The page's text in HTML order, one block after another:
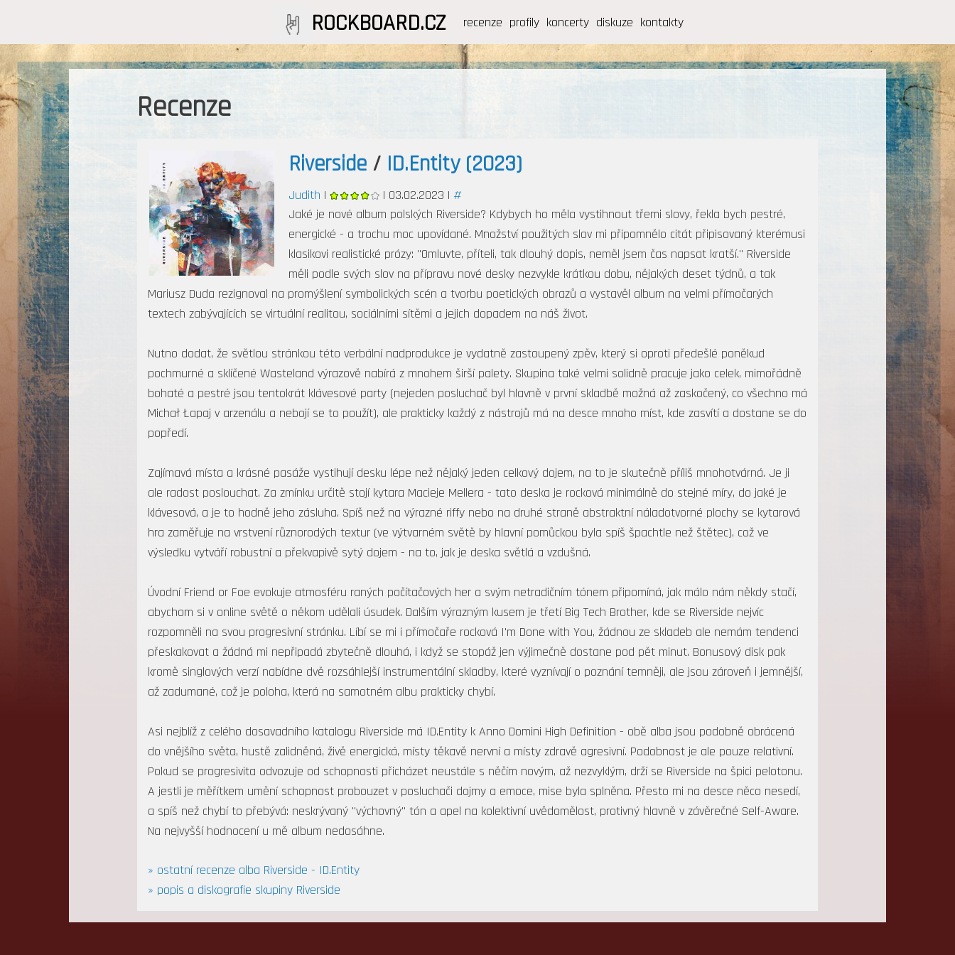
ROCKBOARD.CZ recenze profily koncerty diskuze kontakty
Recenze
Riverside/ ID.Entity (2023)
Judith | | 03.02.2023 | #
Jaké je nové album polských Riverside? Kdybych ho měla vystihnout třemi slovy, řekla bych pestré,
energické - a trochu moc upovídané. Množství použitých slov mi připomnělo citát připisovaný kterémusi
klasikovi realistické prózy: "Omluvte, příteli, tak dlouhý dopis, neměl jsem čas napsat kratší." Riverside
měli podle svých slov na přípravu nové desky nezvykle krátkou dobu, nějakých deset týdnů, a tak
Mariusz Duda rezignoval na promýšlení symbolických scén a tvorbu poetických obrazů a vystavěl album na velmi přímočarých
textech zabývajících se virtuální realitou, sociálními sítěmi a jejich dopadem na náš život.
Nutno dodat, že světlou stránkou této verbální nadprodukce je vydatně zastoupený zpěv, který si oproti předešlé poněkud
pochmurné a sklíčené Wasteland výrazově nabírá z mnohem širší palety. Skupina také velmi solidně pracuje jako celek, mimořádně
bohaté a pestré jsou tentokrát klávesové party (nejeden posluchač byl hlavně v první skladbě možná až zaskočený, co všechno má
Michał Łapaj v arzenálu a nebojí se to použít), ale prakticky každý z nástrojů má na desce mnoho míst, kde zasvítí a dostane se do
popředí.
Zajímavá místa a krásné pasáže vystihují desku lépe než nějaký jeden celkový dojem, na to je skutečně příliš mnohotvárná. Je ji
ale radost poslouchat. Za zmínku určitě stojí kytara Macieje Mellera - tato deska je rocková minimálně do stejné míry, do jaké je
klávesová, a je to hodně jeho zásluha. Spíš než na výrazné riffy nebo na druhé straně abstraktní náladotvorné plochy se kytarová
hra zaměřuje na vrstvení různorodých textur (ve výtvarném světě by hlavní pomůckou byla spíš špachtle než štětec), což ve
výsledku vytváří robustní a překvapivě sytý dojem - na to, jak je deska světlá a vzdušná.
Úvodní Friend or Foe evokuje atmosféru raných počítačových her a svým netradičním tónem připomíná, jak málo nám někdy stačí,
abychom si v online světě o někom udělali úsudek. Dalším výrazným kusem je třetí Big Tech Brother, kde se Riverside nejvíc
rozpomněli na svou progresivní stránku. Líbí se mi i přímočaře rocková I'm Done with You, žádnou ze skladeb ale nemám tendenci
přeskakovat a žádná mi nepřipadá zbytečně dlouhá, i když se stopáž jen výjimečně dostane pod pět minut. Bonusový disk pak
kromě singlových verzí nabídne dvě rozsáhlejší instrumentální skladby, které vyznívají o poznání temněji, ale jsou zároveň i jemnější,
až zadumané, což je poloha, která na samotném albu prakticky chybí.
Asi nejblíž z celého dosavadního katalogu Riverside má ID.Entity k Anno Domini High Definition - obě alba jsou podobně obrácená
do vnějšího světa, hustě zalidněná, živě energická, místy těkavě nervní a místy zdravě agresivní. Podobnost je ale pouze relativní.
Pokud se progresivita odvozuje od schopnosti přicházet neustále s něčím novým, až nezvyklým, drží se Riverside na špici pelotonu.
A jestli je měřítkem umění schopnost probouzet v posluchači dojmy a emoce, mise byla splněna. Přesto mi na desce něco nesedí,
a spíš než chybí to přebývá: neskrývaný "výchovný" tón a apel na kolektivní uvědomělost, protivný hlavně v závěrečné Self-Aware.
Na nejvyšší hodnocení u mě album nedosáhne.
» ostatní recenze alba Riverside - ID.Entity
» popis a diskografie skupiny Riverside